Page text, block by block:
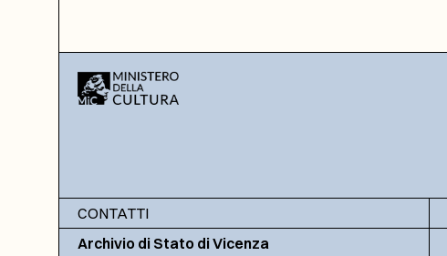
CONTATTI
Archivio di Stato di Vicenza